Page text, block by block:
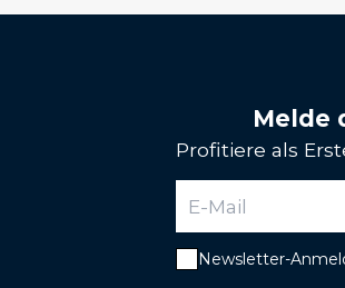
Melde
Profitiere als
Newsletter-